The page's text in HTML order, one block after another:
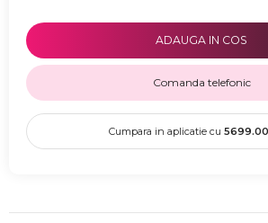
ADAUGA IN COS
Comanda telefonic
Cumpara in aplicatie cu 5699.00